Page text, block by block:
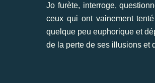
Jo furète, interroge,
ceux qui ont vainement
quelque peu euphorique et
de la perte de ses illusions et